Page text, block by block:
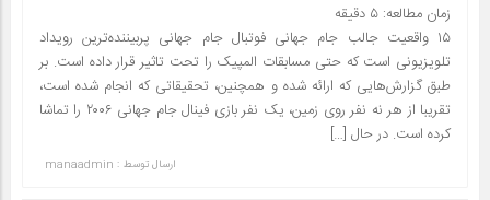
زمان مطالعه: ۵ دقیقه
۱۵ واقعیت جالب جام جهانی فوتبال جام جهانی پربیننده‌ترین رویداد
تلویزیونی است که حتی مسابقات المپیک را تحت تاثیر قرار داده است. بر
طبق گزارش‌هایی که ارائه شده و همچنین، تحقیقاتی که انجام شده است،
تقریبا از هر نه نفر روی زمین، یک نفر بازی فینال جام جهانی ۲۰۰۶ را تماشا
کرده است. در حال […]
ارسال توسط : manaadmin